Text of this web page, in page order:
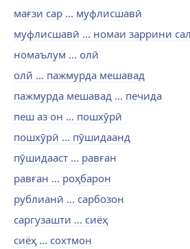
мағзи сар ... муфлисшавӣ
муфлисшавӣ ... номаи заррини
номаълум ... олӣ
олй ... пажмурда мешавад
пажмурда мешавад ... печида
пеш аз он ... пошхӯрӣ
пошхӯрӣ ... пӯшидаанд
пӯшидааст ... равған
равған ... роҳбарон
рублианӣ ... сарбозон
саргузашти ... сиёҳ
сиёҳ ... сохтмон